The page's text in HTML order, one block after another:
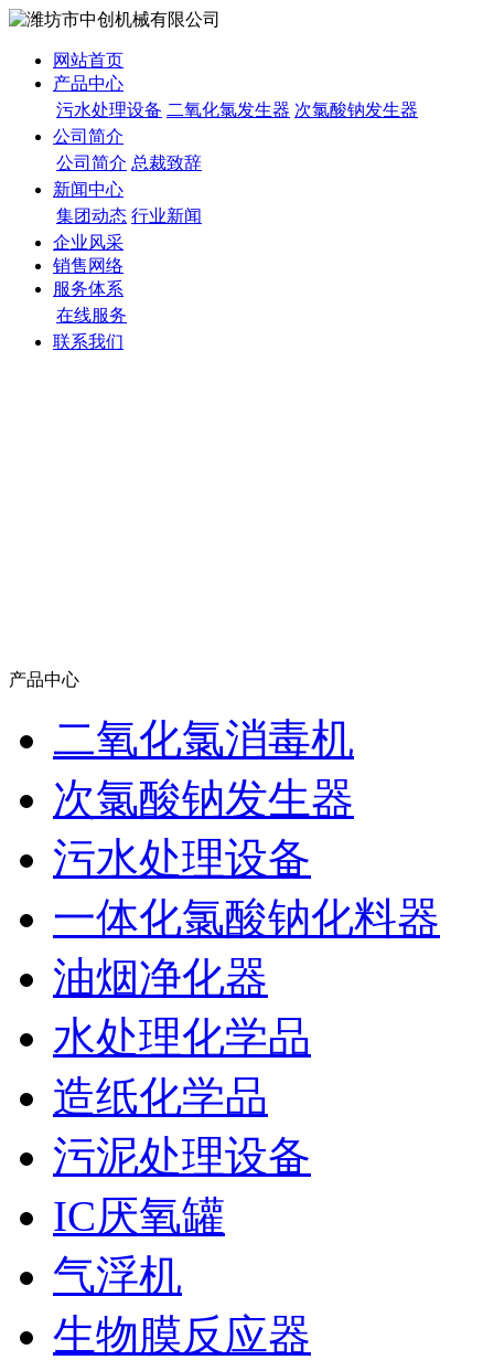
网站首页
产品中心
污水处理设备 二氧化氯发生器 次氯酸钠发生器
公司简介
公司简介 总裁致辞
新闻中心
集团动态 行业新闻
企业风采
销售网络
服务体系
在线服务
联系我们
产品中心
二氧化氯消毒机
次氯酸钠发生器
污水处理设备
一体化氯酸钠化料器
油烟净化器
水处理化学品
造纸化学品
污泥处理设备
IC厌氧罐
气浮机
生物膜反应器